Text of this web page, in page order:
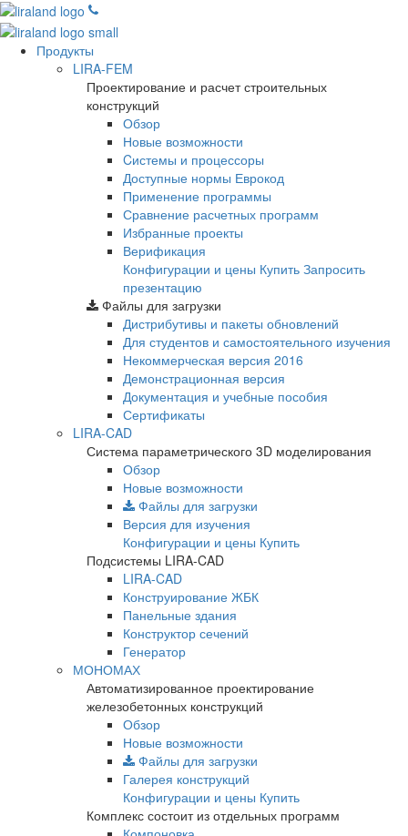
Продукты
LIRA-FEM
Проектирование и расчет строительных
конструкций
Обзор
Новые возможности
Cистемы и процессоры
Доступные нормы Еврокод
Применение программы
Сравнение расчетных программ
Избранные проекты
Верификация
Конфигурации и цены Купить Запросить
презентацию
Файлы для загрузки
Дистрибутивы и пакеты обновлений
Для студентов и самостоятельного изучения
Некоммерческая версия 2016
Демонстрационная версия
Документация и учебные пособия
Сертификаты
LIRA-CAD
Система параметрического 3D моделирования
Обзор
Новые возможности
Файлы для загрузки
Версия для изучения
Конфигурации и цены Купить
Подсистемы LIRA-CAD
LIRA-CAD
Конструирование ЖБК
Панельные здания
Конструктор сечений
Генератор
МОНОМАХ
Автоматизированное проектирование
железобетонных конструкций
Обзор
Новые возможности
Файлы для загрузки
Галерея конструкций
Конфигурации и цены Купить
Комплекс состоит из отдельных программ